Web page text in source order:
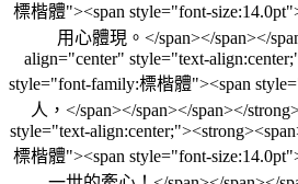
標楷體"><span style="font-
用心體現。</span></span></
align="center" style="text-
style="font-family:標楷體"><span
人，</span></span></span></
style="text-
標楷體"><span style="font-